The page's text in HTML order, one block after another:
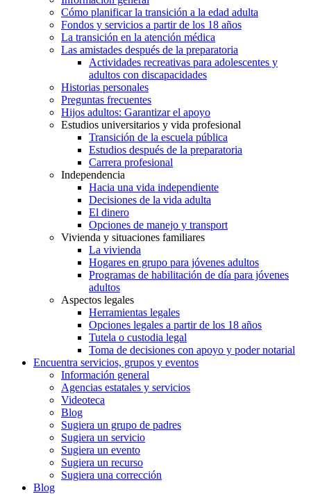
Cómo planificar la transición a la edad adulta
Fondos y servicios a partir de los 18 años
La transición en la atención médica
Las amistades después de la preparatoria
Actividades recreativas para adolescentes y
adultos con discapacidades
Historias personales
Preguntas frecuentes
Hijos adultos: Garantizar el apoyo
Estudios universitarios y vida profesional
Transición de la escuela pública
Estudios después de la preparatoria
Carrera profesional
Independencia
Hacia una vida independiente
Decisiones de la vida adulta
El dinero
Opciones de manejo y transport
Vivienda y situaciones familiares
La vivienda
Hogares en grupo para jóvenes adultos
Programas de habilitación de día para jóvenes
adultos
Aspectos legales
Herramientas legales
Opciones legales a partir de los 18 años
Tutela o custodia legal
Toma de decisiones con apoyo y poder notarial
Encuentra servicios, grupos y eventos
Información general
Agencias estatales y servicios
Videoteca
Blog
Sugiera un grupo de padres
Sugiera un servicio
Sugiera un evento
Sugiera un recurso
Sugiera una corrección
Blog